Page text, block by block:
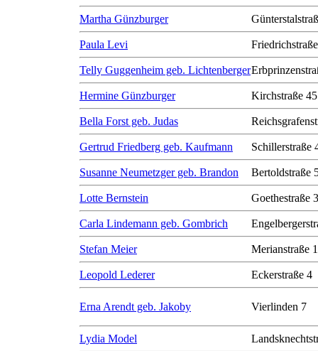
Martha Günzburger
Paula Levi
Telly Guggenheim geb. Lichtenberger
Hermine Günzburger Kirchstraße 45
Bella Forst geb. Judas
Gertrud Friedberg geb. Kaufmann Schillerstraße
Susanne Neumetzger geb. Brandon Bertoldstraße
Lotte Bernstein Goethestraße 3
Carla Lindemann geb. Gombrich
Stefan Meier Merianstraße
Leopold Lederer Eckerstraße 4
Erna Arendt geb. Jakoby Vierlinden 7
Lydia Model